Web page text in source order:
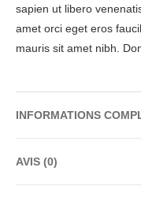
sapien ut libero
amet orci eget eros
mauris sit amet nibh.
INFORMATIONS
AVIS (0)